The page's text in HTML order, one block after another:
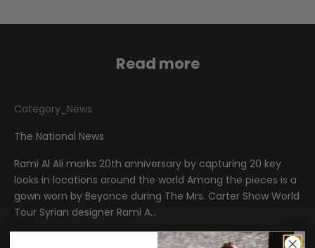
Read more
Category_News
The National News
Rami Al Ali marks 20th anniversary by capturing 20 key
looks in locations around the world Among the pieces is a
gown worn by Beyonce during The Mrs. Carter Show World
Tour Syrian designer Rami A...